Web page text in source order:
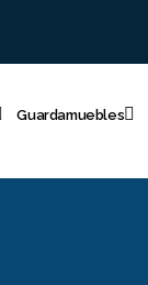
Guardamuebles